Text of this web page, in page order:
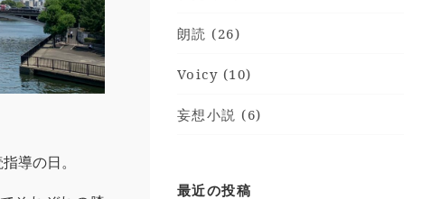
導の日。
朗読 (26)
Voicy (10)
妄想小説 (6)
最近の投稿